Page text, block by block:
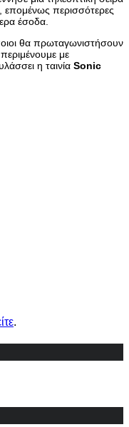
, επομένως περισσότερες
έσοδα.
θα πρωταγωνιστήσουν
με
η ταινία Sonic
.